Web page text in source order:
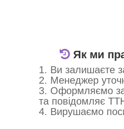
Як ми
1. Ви залишаєте
2. Менеджер
3. Оформляємо
та повідомляє
4. Вирушаємо